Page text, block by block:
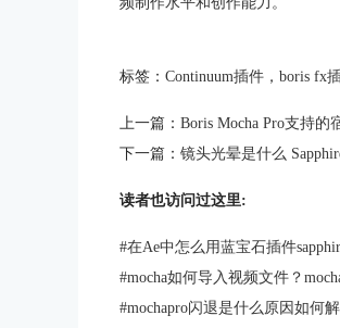
标签： Continuum插件 ， boris fx
上一篇： Boris Mocha Pro支持的
下一篇： 镜头光晕是什么
读者也访问过这里:
#在Ae中怎么用蓝宝石插件
#mocha如何导入视频文件？
#mochapro闪退是什么原因如何